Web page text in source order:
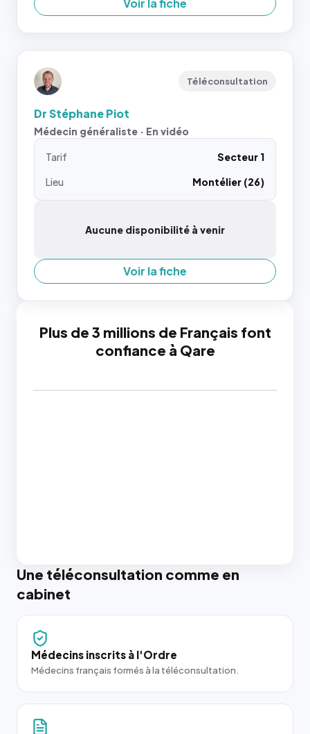
Voir la fiche
Téléconsultation
Dr Stéphane Piot
Médecin généraliste · En vidéo
Tarif
Secteur 1
Lieu
Montélier (26)
Aucune disponibilité à venir
Voir la fiche
Plus de 3 millions de Français font
confiance à Qare
Une téléconsultation comme en
cabinet
Médecins inscrits à l'Ordre
Médecins français formés à la téléconsultation.